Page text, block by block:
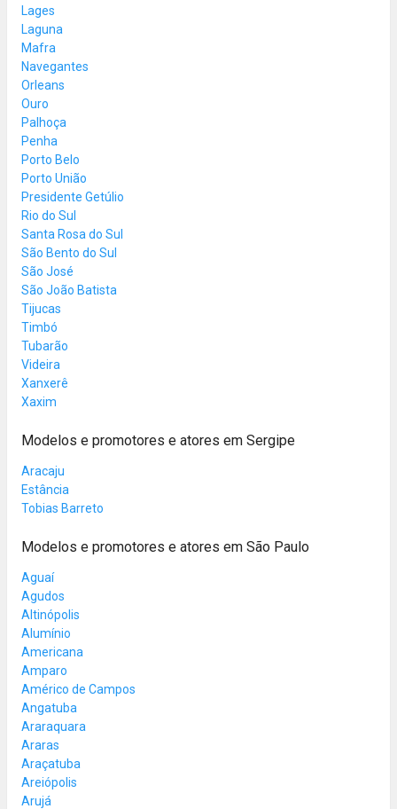
Lages
Laguna
Mafra
Navegantes
Orleans
Ouro
Palhoça
Penha
Porto Belo
Porto União
Presidente Getúlio
Rio do Sul
Santa Rosa do Sul
São Bento do Sul
São José
São João Batista
Tijucas
Timbó
Tubarão
Videira
Xanxerê
Xaxim
Modelos e promotores e atores em Sergipe
Aracaju
Estância
Tobias Barreto
Modelos e promotores e atores em São Paulo
Aguaí
Agudos
Altinópolis
Alumínio
Americana
Amparo
Américo de Campos
Angatuba
Araraquara
Araras
Araçatuba
Areiópolis
Arujá